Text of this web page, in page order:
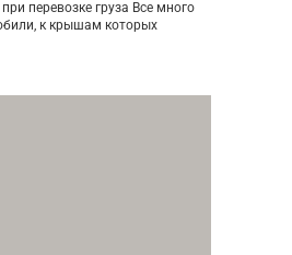
перевозке груза Все много
к крышам которых